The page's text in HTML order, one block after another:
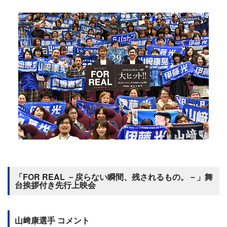
「FOR REAL －戻らない瞬間、残されるもの。－」舞
台挨拶付き先行上映会
山﨑康選手 コメント